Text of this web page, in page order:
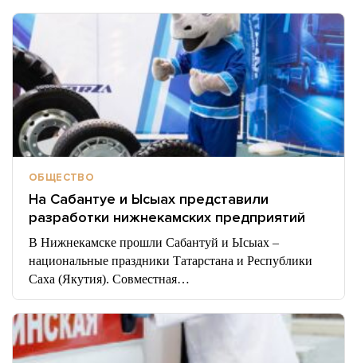
ОБЩЕСТВО
На Сабантуе и Ысыах представили
разработки нижнекамских предприятий
В Нижнекамске прошли Сабантуй и Ысыах –
национальные праздники Татарстана и Республики
Саха (Якутия). Совместная…